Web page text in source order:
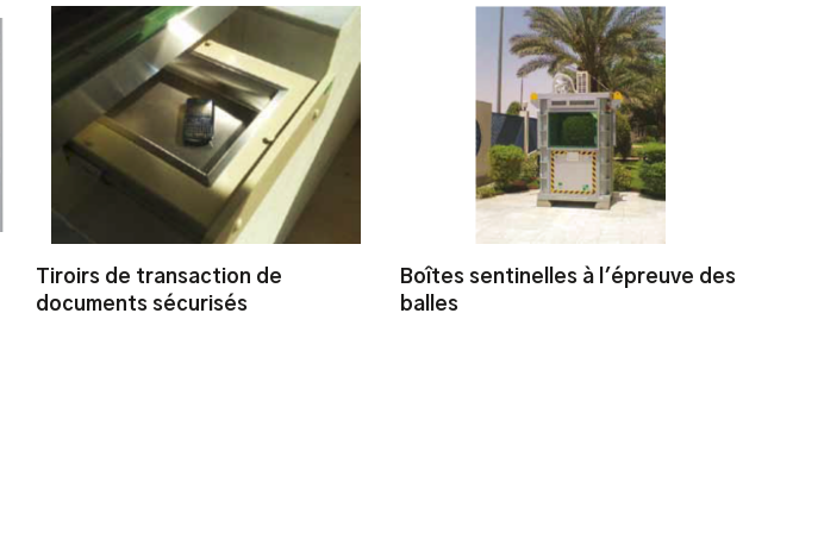
Tiroirs de transaction de
documents sécurisés
Boîtes sentinelles à l'épreuve des
balles